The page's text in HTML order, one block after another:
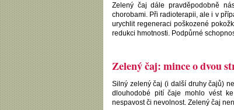
Zelený čaj dále pravděpodobně
chorobami. Při radioterapii, ale i v
urychlit regeneraci poškozené
redukci hmotnosti. Podpůrné
Zelený čaj: mince o dvou
Silný zelený čaj (i další druhy čajů)
dlouhodobé pití čaje mohlo vést
nespavost či nevolnost. Zelený čaj